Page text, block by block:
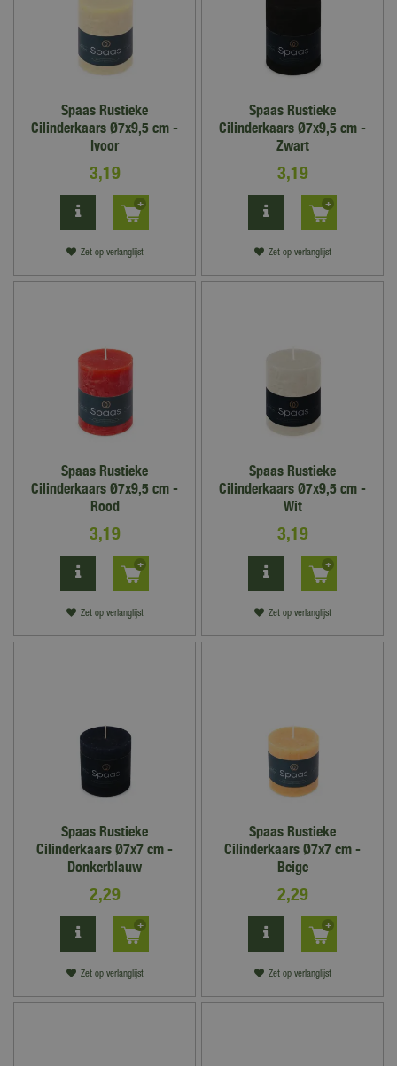
Spaas Rustieke
Cilinderkaars Ø7x9,5 cm -
Ivoor
3,19
Zet op verlanglijst
Spaas Rustieke
Cilinderkaars Ø7x9,5 cm -
Zwart
3,19
Zet op verlanglijst
Spaas Rustieke
Cilinderkaars Ø7x9,5 cm -
Rood
3,19
Zet op verlanglijst
Spaas Rustieke
Cilinderkaars Ø7x9,5 cm -
Wit
3,19
Zet op verlanglijst
Spaas Rustieke
Cilinderkaars Ø7x7 cm -
Donkerblauw
2,29
Zet op verlanglijst
Spaas Rustieke
Cilinderkaars Ø7x7 cm -
Beige
2,29
Zet op verlanglijst